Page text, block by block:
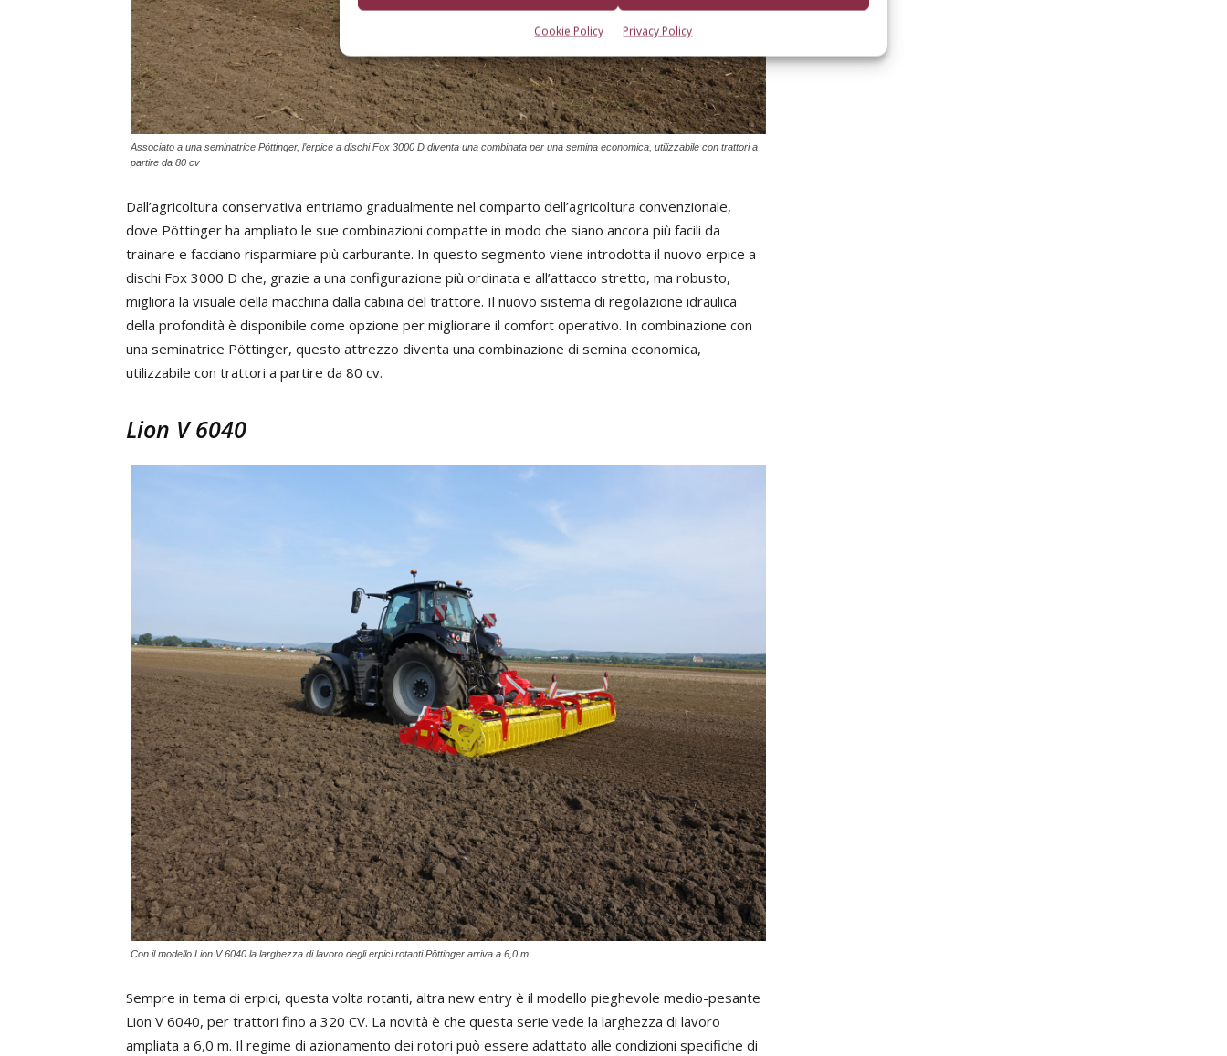
Cookie Policy Privacy Policy
Associato a una seminatrice Pöttinger, l’erpice a dischi Fox 3000 D diventa una combinata per una semina economica, utilizzabile con trattori a
partire da 80 cv
Dall’agricoltura conservativa entriamo gradualmente nel comparto dell’agricoltura convenzionale,
dove Pöttinger ha ampliato le sue combinazioni compatte in modo che siano ancora più facili da
trainare e facciano risparmiare più carburante. In questo segmento viene introdotta il nuovo erpice a
dischi Fox 3000 D che, grazie a una configurazione più ordinata e all’attacco stretto, ma robusto,
migliora la visuale della macchina dalla cabina del trattore. Il nuovo sistema di regolazione idraulica
della profondità è disponibile come opzione per migliorare il comfort operativo. In combinazione con
una seminatrice Pöttinger, questo attrezzo diventa una combinazione di semina economica,
utilizzabile con trattori a partire da 80 cv.
Lion V 6040
Con il modello Lion V 6040 la larghezza di lavoro degli erpici rotanti Pöttinger arriva a 6,0 m
Sempre in tema di erpici, questa volta rotanti, altra new entry è il modello pieghevole medio-pesante
Lion V 6040, per trattori fino a 320 CV. La novità è che questa serie vede la larghezza di lavoro
ampliata a 6,0 m. Il regime di azionamento dei rotori può essere adattato alle condizioni specifiche di